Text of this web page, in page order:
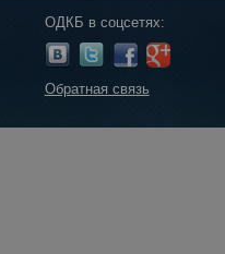
ОДКБ в соцсетях:
Обратная связь